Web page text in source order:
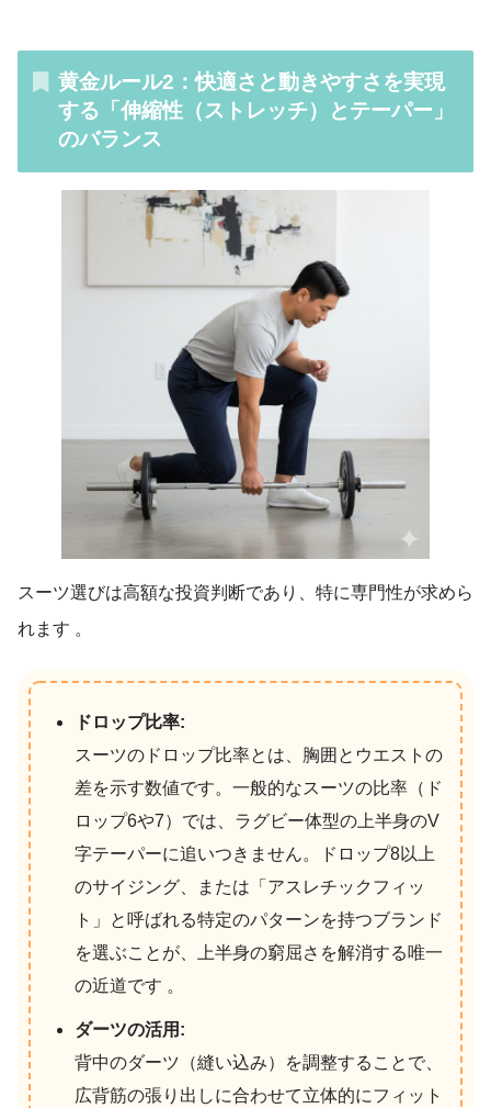
黄金ルール2：快適さと動きやすさを実現
する「伸縮性（ストレッチ）とテーパー」
のバランス
スーツ選びは高額な投資判断であり、特に専門性が求めら
れます 。
ドロップ比率:
スーツのドロップ比率とは、胸囲とウエストの
差を示す数値です。一般的なスーツの比率（ド
ロップ6や7）では、ラグビー体型の上半身のV
字テーパーに追いつきません。ドロップ8以上
のサイジング、または「アスレチックフィッ
ト」と呼ばれる特定のパターンを持つブランド
を選ぶことが、上半身の窮屈さを解消する唯一
の近道です 。
ダーツの活用:
背中のダーツ（縫い込み）を調整することで、
広背筋の張り出しに合わせて立体的にフィット